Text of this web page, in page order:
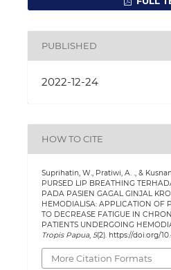
PUBLISHED
2022-12-24
HOW TO CITE
Suprihatin, W., Pratiwi, A. ., &
PURSED LIP BREATHING
PADA PASIEN GAGAL GINJAL
HEMODIALISA: APPLICATION OF
TO DECREASE FATIGUE IN
PATIENTS UNDERGOING
Tropis Papua, 5(2). https://doi.org/
More Citation Formats